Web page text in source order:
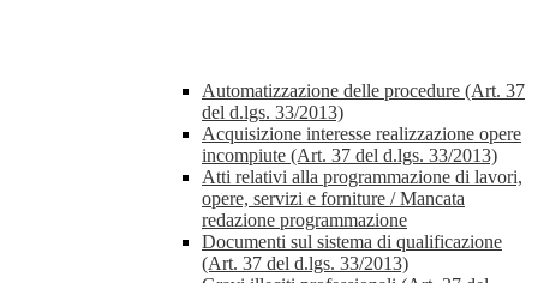
Automatizzazione delle procedure (Art. 37
del d.lgs. 33/2013)
Acquisizione interesse realizzazione opere
incompiute (Art. 37 del d.lgs. 33/2013)
Atti relativi alla programmazione di lavori,
opere, servizi e forniture / Mancata
redazione programmazione
Documenti sul sistema di qualificazione
(Art. 37 del d.lgs. 33/2013)